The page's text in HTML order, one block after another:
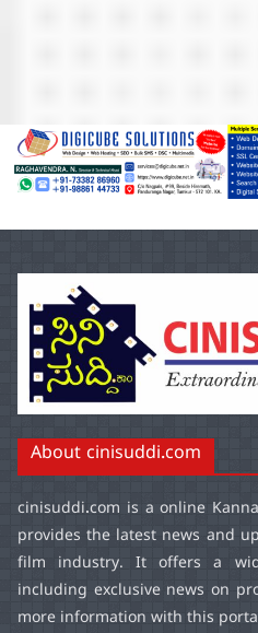
About cinisuddi.com
cinisuddi.com is a online
provides the latest news and
film industry. It offers a
including exclusive news on
more information with this